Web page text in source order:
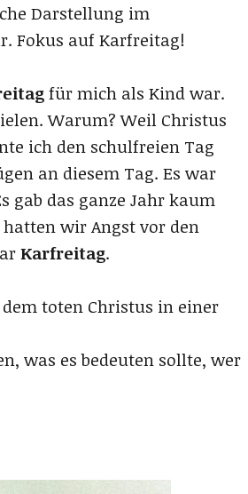
Darstellung im
Fokus auf Karfreitag!
für mich als Kind war.
Warum? Weil Christus
ich den schulfreien Tag
an diesem Tag. Es war
gab das ganze Jahr kaum
wir Angst vor den
Karfreitag.
toten Christus in einer
was es bedeuten sollte, wer